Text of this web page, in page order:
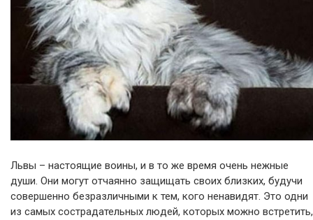
Львы – настоящие воины, и в то же время очень нежные
души. Они могут отчаянно защищать своих близких, будучи
совершенно безразличными к тем, кого ненавидят. Это одни
из самых сострадательных людей, которых можно встретить,